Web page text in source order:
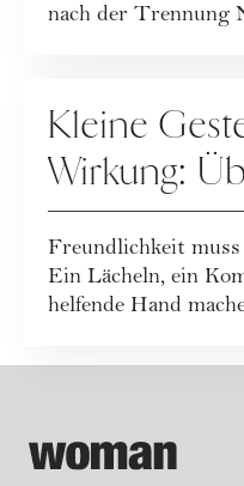
nach der Trennung
Kleine
Wirkung:
Freundlichkeit
Ein Lächeln, ein
helfende Hand